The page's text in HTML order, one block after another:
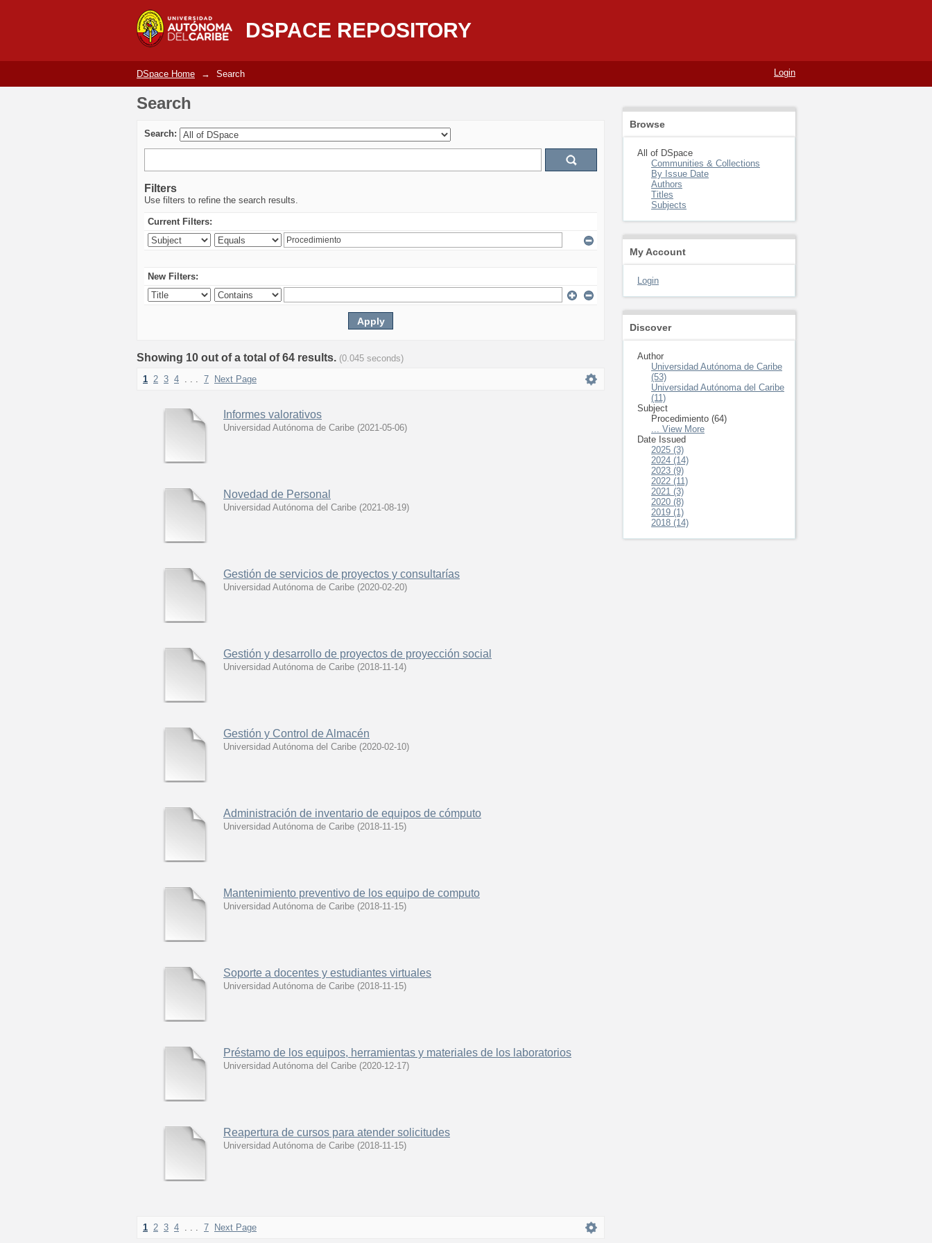
DSPACE REPOSITORY
Search
Login
DSpace Home → Search
Search
Search:
Filters
Use filters to refine the search results.
Current Filters:
New Filters:
Showing 10 out of a total of 64 results. (0.045 seconds)
1 2 3 4 . . . 7 Next Page
Informes valorativos
Universidad Autónoma de Caribe (2021-05-06)
Novedad de Personal
Universidad Autónoma del Caribe (2021-08-19)
Gestión de servicios de proyectos y consultarías
Universidad Autónoma de Caribe (2020-02-20)
Gestión y desarrollo de proyectos de proyección social
Universidad Autónoma de Caribe (2018-11-14)
Gestión y Control de Almacén
Universidad Autónoma del Caribe (2020-02-10)
Administración de inventario de equipos de cómputo
Universidad Autónoma de Caribe (2018-11-15)
Mantenimiento preventivo de los equipo de computo
Universidad Autónoma de Caribe (2018-11-15)
Soporte a docentes y estudiantes virtuales
Universidad Autónoma de Caribe (2018-11-15)
Préstamo de los equipos, herramientas y materiales de los laboratorios
Universidad Autónoma del Caribe (2020-12-17)
Reapertura de cursos para atender solicitudes
Universidad Autónoma de Caribe (2018-11-15)
1 2 3 4 . . . 7 Next Page
Browse
All of DSpace
Communities & Collections
By Issue Date
Authors
Titles
Subjects
My Account
Login
Discover
Author
Universidad Autónoma de Caribe
(53)
Universidad Autónoma del Caribe
(11)
Subject
Procedimiento (64)
... View More
Date Issued
2025 (3)
2024 (14)
2023 (9)
2022 (11)
2021 (3)
2020 (8)
2019 (1)
2018 (14)